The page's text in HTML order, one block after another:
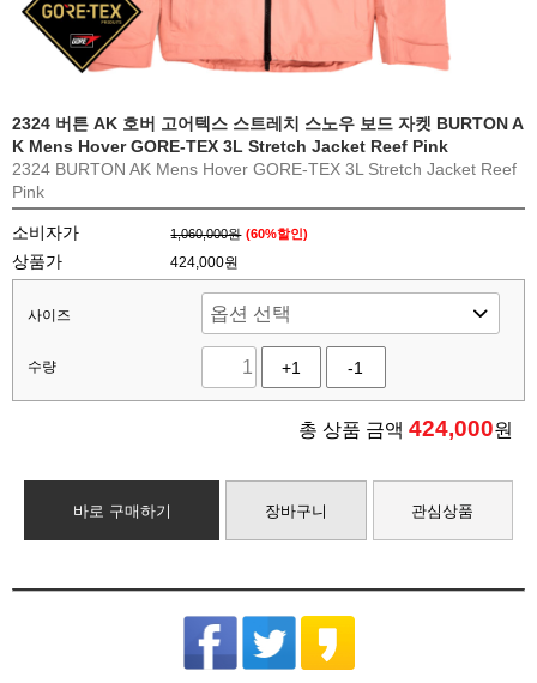
2324 버튼 AK 호버 고어텍스 스트레치 스노우 보드 자켓 BURTON A
K Mens Hover GORE-TEX 3L Stretch Jacket Reef Pink
2324 BURTON AK Mens Hover GORE-TEX 3L Stretch Jacket Reef
Pink
소비자가 1,060,000원 (60%할인)
상품가 424,000원
사이즈
수량 +1 -1
총 상품 금액 424,000원
바로 구매하기 장바구니 관심상품